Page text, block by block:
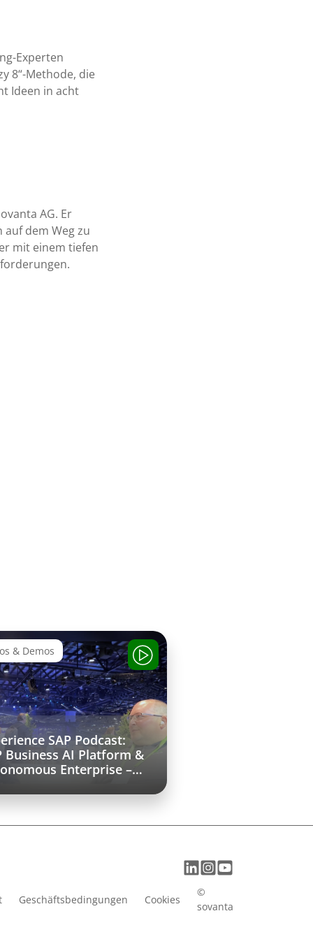
Experten
8“-Methode, die
Ideen in acht
AG. Er
dem Weg zu
mit einem tiefen
& Demos
SAP Podcast:
Business AI Platform &
Enterprise –
Geschäftsbedingungen Cookies
©
sovanta